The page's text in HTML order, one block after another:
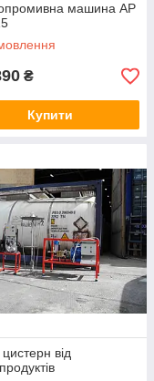
машина АР
₴
Купити
від